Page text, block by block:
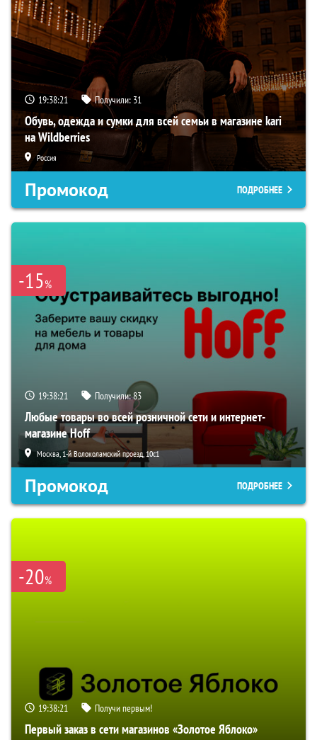
19:38:21 Получили: 31
Обувь, одежда и сумки для всей семьи в магазине kari
на Wildberries
Россия
Промокод ПОДРОБНЕЕ
-15%
19:38:21 Получили:83
Любые товары во всей розничной сети и интернет-
магазине Hoff
Москва, 1-й Волоколамский проезд, 10с1
Промокод ПОДРОБНЕЕ
-20%
19:38:21 Получи первым!
Первый заказ в сети магазинов «Золотое Яблоко»